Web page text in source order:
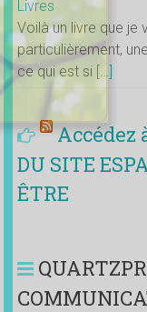
Livres
Voilà un livre que je
particulièrement,
ce qui est si […]
Accédez
DU SITE
ÊTRE